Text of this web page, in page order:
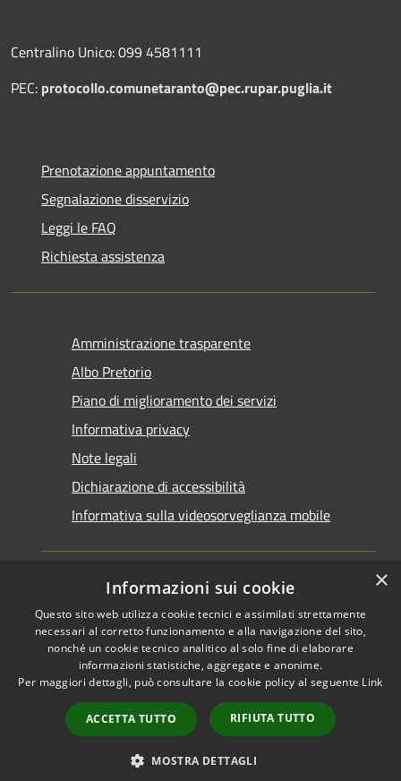
Centralino Unico: 099 4581111
PEC: protocollo.comunetaranto@pec.rupar.puglia.it
Prenotazione appuntamento
Segnalazione disservizio
Leggi le FAQ
Richiesta assistenza
Amministrazione trasparente
Albo Pretorio
Piano di miglioramento dei servizi
Informativa privacy
Note legali
Dichiarazione di accessibilità
Informativa sulla videosorveglianza mobile
RSS
Accessibilità
Cookie
Mappa del sito
Area riservata del
Copyright © 2026 • Comune di
Taranto • Powered by
Municipium•Accesso
redazione
×
Informazioni sui cookie
Questo sito web utilizza cookie tecnici e assimilati strettamente
necessari al corretto funzionamento e alla navigazione del sito,
nonché un cookie tecnico analitico al solo fine di elaborare
informazioni statistiche, aggregate e anonime.
Per maggiori dettagli, può consultare la cookie policy al seguente Link
ACCETTA TUTTO RIFIUTA TUTTO
MOSTRA DETTAGLI